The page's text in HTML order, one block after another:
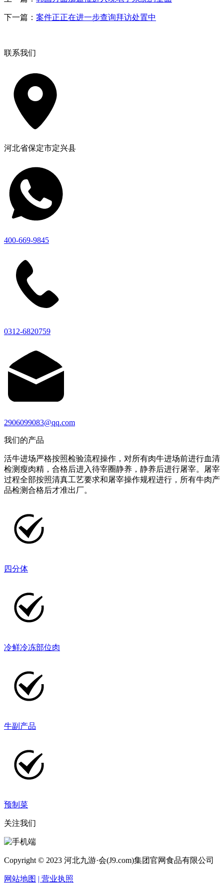
下一篇： 案件正正在进一步查询拜访处置中
联系我们
河北省保定市定兴县
400-669-9845
0312-6820759
2906099083@qq.com
我们的产品
活牛进场严格按照检验流程操作，对所有肉牛进场前进行血清
检测瘦肉精，合格后进入待宰圈静养，静养后进行屠宰。屠宰
过程全部按照清真工艺要求和屠宰操作规程进行，所有牛肉产
品检测合格后才准出厂。
四分体
冷鲜冷冻部位肉
牛副产品
预制菜
关注我们
Copyright © 2023 河北九游·会(J9.com)集团官网食品有限公司
网站地图 | 营业执照